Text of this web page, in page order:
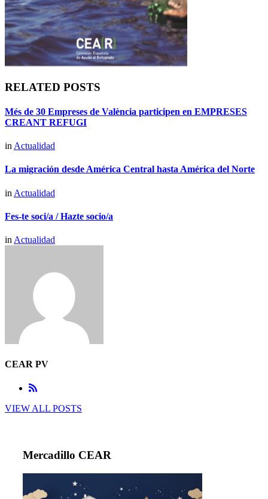
RELATED POSTS
Més de 30 Empreses de València participen en EMPRESES
CREANT REFUGI
in Actualidad
La migración desde América Central hasta América del Norte
in Actualidad
Fes-te soci/a / Hazte socio/a
in Actualidad
CEAR PV
VIEW ALL POSTS
Mercadillo CEAR